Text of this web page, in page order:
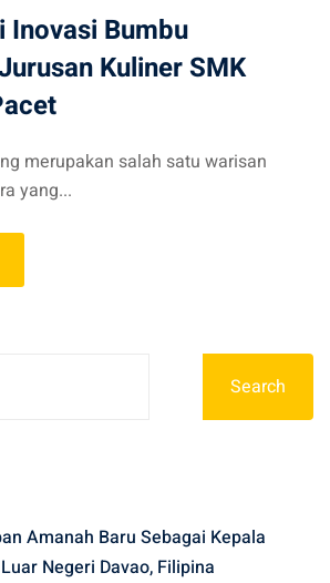
Inovasi Bumbu
Kuliner SMK
merupakan salah satu warisan
yang...
Search
Amanah Baru Sebagai Kepala
Negeri Davao, Filipina